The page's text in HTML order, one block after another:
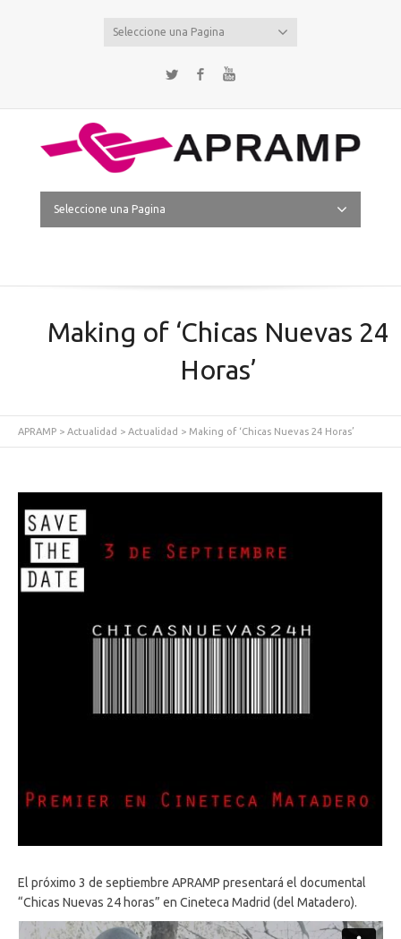
Seleccione una Pagina
Twitter Facebook
Seleccione una Pagina
Making of ‘Chicas Nuevas 24
Horas’
APRAMP > Actualidad > Actualidad > Making of ‘Chicas Nuevas 24 Horas’
El próximo 3 de septiembre APRAMP presentará el documental
“Chicas Nuevas 24 horas” en Cineteca Madrid (del Matadero).